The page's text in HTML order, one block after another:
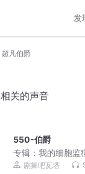
发
超凡伯爵
相关的声音
550-伯爵
专辑： 我的细胞监
3D精品多人剧
剧舞吧瓦塔